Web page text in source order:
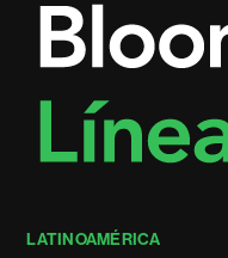
LATINOAMÉRICA